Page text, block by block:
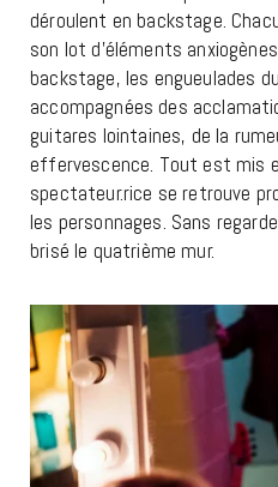
déroulent en backstage.
son lot d’éléments
backstage, les engueulades
accompagnées des
guitares lointaines, de la
effervescence. Tout est mis
spectateur.rice se retrouve
les personnages. Sans
brisé le quatrième mur.